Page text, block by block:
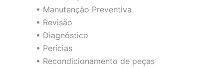
• Manutenção Preventiva
• Revisão
• Diagnóstico
• Perícias
• Recondicionamento de peças